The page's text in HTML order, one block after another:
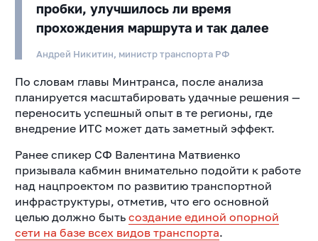
пробки, улучшилось ли время
прохождения маршрута и так далее
Андрей Никитин, министр транспорта РФ
По словам главы Минтранса, после анализа
планируется масштабировать удачные решения —
переносить успешный опыт в те регионы, где
внедрение ИТС может дать заметный эффект.
Ранее спикер СФ Валентина Матвиенко
призывала кабмин внимательно подойти к работе
над нацпроектом по развитию транспортной
инфраструктуры, отметив, что его основной
целью должно быть создание единой опорной
сети на базе всех видов транспорта.